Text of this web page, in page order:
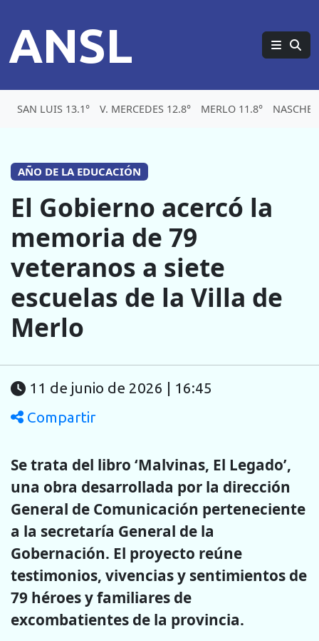
ANSL
SAN LUIS 13.1° V. MERCEDES 12.8° MERLO 11.8°
AÑO DE LA EDUCACIÓN
El Gobierno acercó la
memoria de 79
veteranos a siete
escuelas de la Villa de
Merlo
11 de junio de 2026 | 16:45
Compartir
Se trata del libro ‘Malvinas, El Legado’,
una obra desarrollada por la dirección
General de Comunicación perteneciente
a la secretaría General de la
Gobernación. El proyecto reúne
testimonios, vivencias y sentimientos de
79 héroes y familiares de
excombatientes de la provincia.